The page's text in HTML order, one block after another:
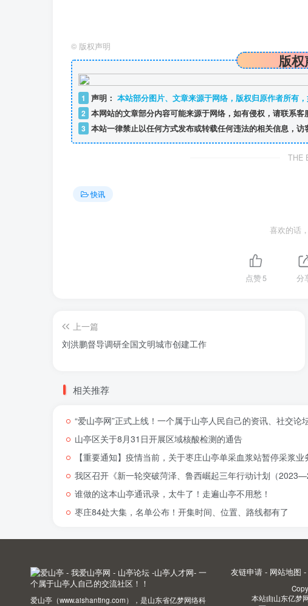
© 版权声明
版
1 声明： 本站部分图片、文章来源于网络，版权归原作者所有
2 本网站的文章部分内容可能来源于网络，如有侵权，请联系客
3 本站一律禁止以任何方式发布或转载任何违法的相关信息，访
THE
快讯
喜欢的话
点赞5 分
上一篇
刘洪鹏督导调研全国文明城市创建工作
相关推荐
“爱山亭网”正式上线！一个属于山亭人民自己的资讯、社交论坛
山亭区关于8月31日开展区域核酸检测的通告
【重要通知】疫情当前，关于枣庄山亭单采血浆站暂停采浆业
我区召开《新一轮突破菏泽、鲁西崛起三年行动计划（
谁做的这本山亭通讯录，太牛了！走遍山亭不用愁！
枣庄84处大集，名单公布！开集时间、位置、路线都有了
爱山亭（www.aishanting.com），是山东省亿梦网络科
友链申请 - 网站地图 -
本站由山东亿梦